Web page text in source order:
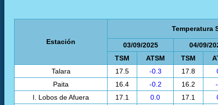
Estación
Temperatura
03/09/2025
04/09/
TSM
ATSM TSM
Talara
17.5 -0.3 17.8
Paita
16.4 -0.2 16.2
I. Lobos de Afuera
17.1 0.0 17.1